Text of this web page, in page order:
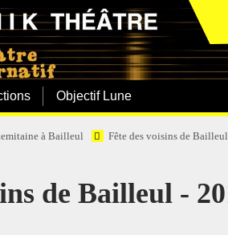
Objectif Lune
à Bailleul Fête des voisins de
de Bailleul -